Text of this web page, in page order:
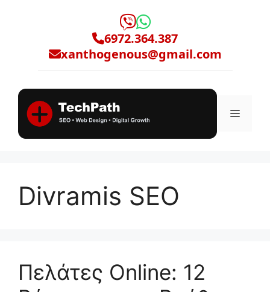
6972.364.387
xanthogenous@gmail.com
Divramis SEO
Πελάτες Online: 12